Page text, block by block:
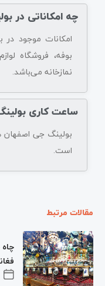
چه امکاناتی در
امکانات موجود
بوفه، فروشگاه
نمازخانه می‌باشد.
ساعت کاری
است.
مقالات مرتبط